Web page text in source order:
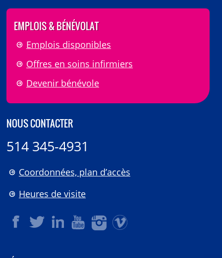
EMPLOIS & BÉNÉVOLAT
Emplois disponibles
Offres en soins infirmiers
Devenir bénévole
NOUS CONTACTER
514 345-4931
Coordonnées, plan d’accès
Heures de visite